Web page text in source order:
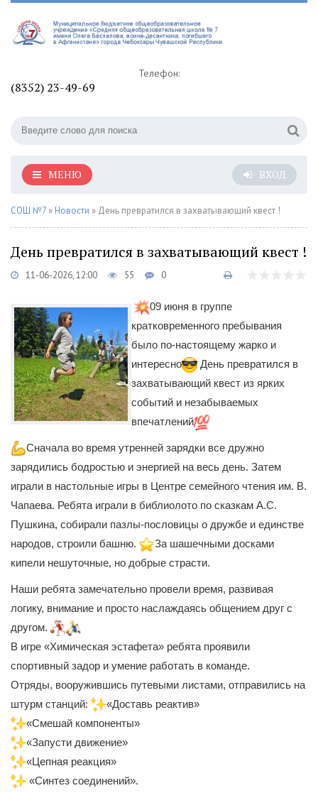
Телефон:
(8352) 23-49-69
ВХОД
МЕНЮ
СОШ №7 » Новости » День превратился в захватывающий квест !
День превратился в захватывающий квест !
11-06-2026, 12:00 55 0
09 июня в группе
кратковременного пребывания
было по-настоящему жарко и
интересно
День превратился в
захватывающий квест из ярких
событий и незабываемых
впечатлений
Сначала во время утренней зарядки все дружно
зарядились бодростью и энергией на весь день. Затем
играли в настольные игры в Центре семейного чтения им. В.
Чапаева. Ребята играли в библиолото по сказкам А.С.
Пушкина, собирали пазлы-пословицы о дружбе и единстве
народов, строили башню.
За шашечными досками
кипели нешуточные, но добрые страсти.
Наши ребята замечательно провели время, развивая
логику, внимание и просто наслаждаясь общением друг с
другом.
В игре «Химическая эстафета» ребята проявили
спортивный задор и умение работать в команде.
Отряды, вооружившись путевыми листами, отправились на
штурм станций:
«Доставь реактив»
«Смешай компоненты»
«Запусти движение»
«Цепная реакция»
«Синтез соединений».